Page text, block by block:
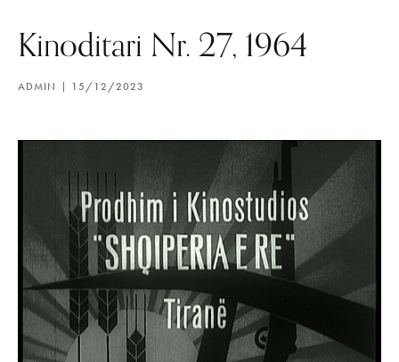
Kinoditari Nr. 27, 1964
ADMIN 15/12/2023